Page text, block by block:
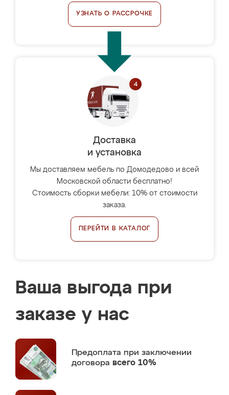
УЗНАТЬ О РАССРОЧКЕ
Доставка
и установка
Мы доставляем мебель по Домодедово и всей
Московской области бесплатно!
Стоимость сборки мебели: 10% от стоимости
заказа.
ПЕРЕЙТИ В КАТАЛОГ
Ваша выгода при
заказе у нас
Предоплата при заключении
договора всего 10%